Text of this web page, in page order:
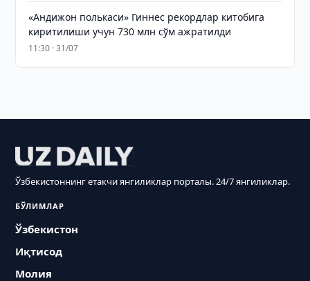
«Андижон полькаси» Гиннес рекордлар китобига
киритилиши учун 730 млн сўм ажратилди
11:30 · 31/07
Ўзбекистоннинг етакчи янгиликлар порталы. 24/7 янгиликлар.
БЎЛИМЛАР
Ўзбекистон
Иқтисод
Молия